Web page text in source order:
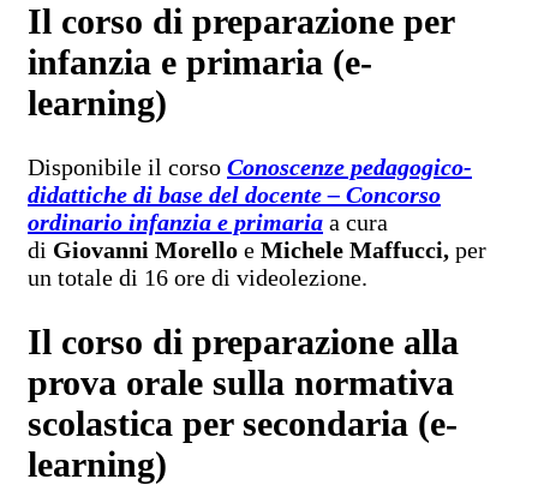
Il corso di preparazione per
infanzia e primaria (e-
learning)
Disponibile il corso Conoscenze pedagogico-
didattiche di base del docente – Concorso
ordinario infanzia e primaria a cura
di Giovanni Morello e Michele Maffucci, per
un totale di 16 ore di videolezione.
Il corso di preparazione alla
prova orale sulla normativa
scolastica per secondaria (e-
learning)